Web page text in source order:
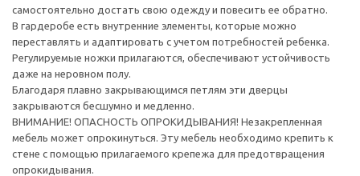
самостоятельно достать свою одежду и повесить ее обратно.
В гардеробе есть внутренние элементы, которые можно
переставлять и адаптировать с учетом потребностей ребенка.
Регулируемые ножки прилагаются, обеспечивают устойчивость
даже на неровном полу.
Благодаря плавно закрывающимся петлям эти дверцы
закрываются бесшумно и медленно.
ВНИМАНИЕ! ОПАСНОСТЬ ОПРОКИДЫВАНИЯ! Незакрепленная
мебель может опрокинуться. Эту мебель необходимо крепить к
стене с помощью прилагаемого крепежа для предотвращения
опрокидывания.